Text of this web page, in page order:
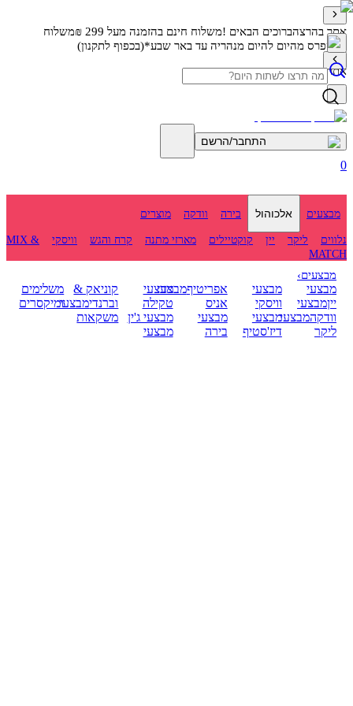
אתר בהרצהברוכים הבאים !משלוח חינם בהזמנה מעל 299 ₪
משלוח
אקספרס מהיום להיום מנהריה עד באר שבע*(בכפוף לתקנון)
אתר בהרצה
התחבר/הרשם
0
מבצעים אלכוהול בירה וודקה מוצרים
נלווים ליקר יין קוקטיילים מארזי מתנה קרח והגש וויסקי
MIX &
MATCH
מבצעים›
מבצעי
ייןמבצעי
וודקהמבצעי
ליקר
מבצעי
וויסקי
מבצעי
דיז'סטיף
אפריטיףמבצעי
אניס
מבצעי
בירה
מבצעי
טקילה
מבצעי ג'ין
מבצעי
קוניאק &
וברנדימבצעי
משקאות
משלימים
ומיקסרים